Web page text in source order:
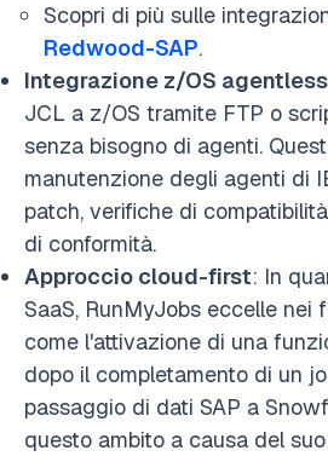
Scopri di più sulle
Redwood-SAP.
Integrazione z/OS agentless
JCL a z/OS tramite FTP o
senza bisogno di agenti.
manutenzione degli agenti di
patch, verifiche di
di conformità.
Approccio cloud-first: In
SaaS, RunMyJobs eccelle nei
come l'attivazione di una
dopo il completamento di un
passaggio di dati SAP a
questo ambito a causa del